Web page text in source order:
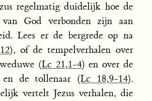
regelmatig duidelijk hoe de
van God verbonden zijn aan
Lees er de bergrede op na
), of de tempelverhalen over
(Lc 21,1-4) en over de
en de tollenaar (Lc 18,9-14).
vertelt Jezus verhalen, die